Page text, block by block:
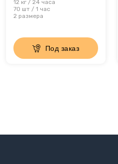
12 кг / 24 часа
70 шт / 1 час
2 размера
Под заказ